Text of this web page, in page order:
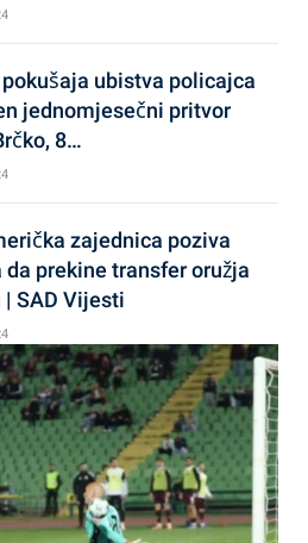
ubistva policajca
jednomjesečni pritvor
8…
zajednica poziva
da prekine transfer oružja
| SAD Vijesti